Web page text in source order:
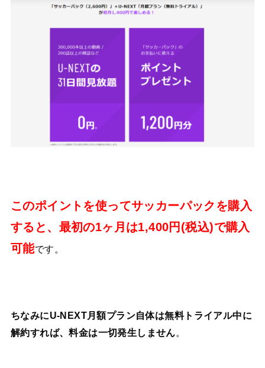
このポイントを使ってサッカーパックを購入
すると、最初の1ヶ月は1,400円(税込)で購入
可能です。
ちなみにU-NEXT月額プラン自体は無料トライアル中に
解約すれば、料金は一切発生しません。